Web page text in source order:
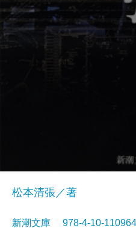
松本清張／著
新潮文庫 978-4-10-